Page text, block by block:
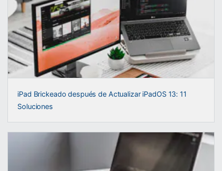
iPad Brickeado después de Actualizar iPadOS 13: 11
Soluciones